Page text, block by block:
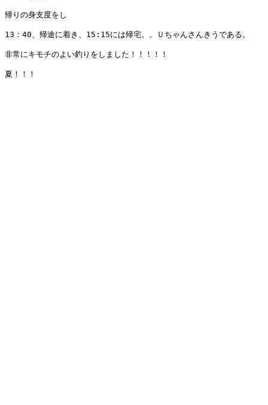
帰りの身支度をし
13：40、帰途に着き、15:15には帰宅。。Ｕちゃんさんきうである。
非常にキモチのよい釣りをしました！！！！！
夏！！！